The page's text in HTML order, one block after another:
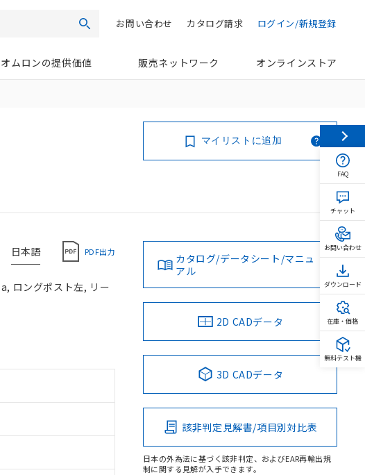
検索 ログイン/新規登録
カタログ請求
お問い合わせ
オムロンの提供価値 販売ネットワーク オンラインストア
マイリストに追加
日本語 PDF出力
ロングポスト左, リー
カタログ/データシート/マニュ
アル
2D CADデータ
3D CADデータ
該非判定見解書/項目別対比表
日本の外為法に基づく該非判定、およびEAR再輸出規
制に関する見解が入手できます。
FAQ
チャット
お問い合わせ
ダウンロード
在庫・価格
無料テスト機